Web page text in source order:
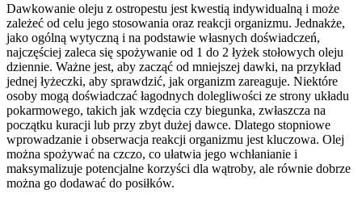
Dawkowanie oleju z ostropestu jest kwestią indywidualną i może
zależeć od celu jego stosowania oraz reakcji organizmu. Jednakże,
jako ogólną wytyczną i na podstawie własnych doświadczeń,
najczęściej zaleca się spożywanie od 1 do 2 łyżek stołowych oleju
dziennie. Ważne jest, aby zacząć od mniejszej dawki, na przykład
jednej łyżeczki, aby sprawdzić, jak organizm zareaguje. Niektóre
osoby mogą doświadczać łagodnych dolegliwości ze strony układu
pokarmowego, takich jak wzdęcia czy biegunka, zwłaszcza na
początku kuracji lub przy zbyt dużej dawce. Dlatego stopniowe
wprowadzanie i obserwacja reakcji organizmu jest kluczowa. Olej
można spożywać na czczo, co ułatwia jego wchłanianie i
maksymalizuje potencjalne korzyści dla wątroby, ale równie dobrze
można go dodawać do posiłków.